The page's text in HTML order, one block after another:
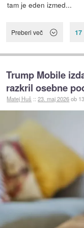
tam je eden izmed...
Preberi več
Trump Mobile
razkril osebne
Matej Huš ::23. maj 2026ob